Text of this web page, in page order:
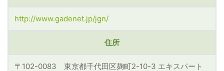
http://www.gadenet.jp/jgn/
住所
〒102-0083 東京都千代田区麹町2-10-3 エキスパート